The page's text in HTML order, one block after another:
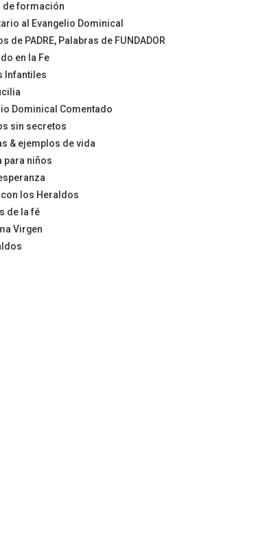
de formación
al Evangelio Dominical
de PADRE, Palabras de FUNDADOR
en la Fe
Infantiles
Dominical Comentado
sin secretos
& ejemplos de vida
para niños
los Heraldos
de la fé
Virgen